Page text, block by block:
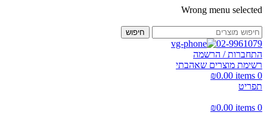
Wrong menu selected
חיפוש
02-9961079
התחברות / הרשמה
רשימת מוצרים שאהבתי
0
items
₪0.00
תפריט
0
items
₪0.00